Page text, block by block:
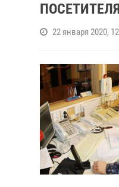
22 января 2020,